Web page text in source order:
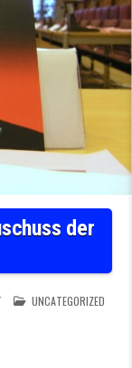
der
ON KATHOLIKENTAG 2018
POSTED IN
UNCATEGORIZED